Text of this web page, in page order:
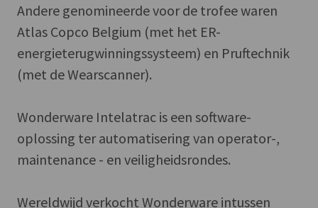
Andere genomineerde voor de trofee waren
Atlas Copco Belgium (met het ER-
energieterugwinningssysteem) en Pruftechnik
(met de Wearscanner).
Wonderware Intelatrac is een software-
oplossing ter automatisering van operator-,
maintenance - en veiligheidsrondes.
Wereldwijd verkocht Wonderware intussen